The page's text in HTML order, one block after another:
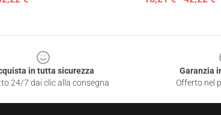
in tutta sicurezza
24/7 dai clic alla consegna
Garanzia
Offerto nel